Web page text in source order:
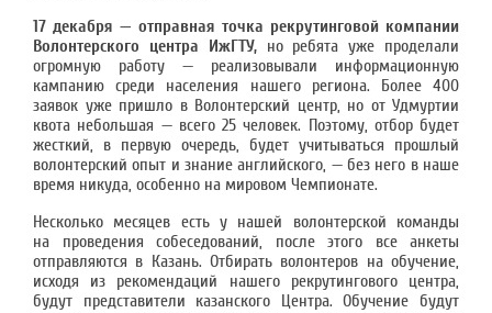
17 декабря — отправная точка рекрутинговой компании
Волонтерского центра ИжГТУ,но ребята уже проделали
огромную работу — реализовывали информационную
кампанию среди населения нашего региона. Более 400
заявок уже пришло в Волонтерский центр, но от Удмуртии
квота небольшая — всего 25 человек. Поэтому, отбор будет
жесткий, в первую очередь, будет учитываться прошлый
волонтерский опыт и знание английского, — без него в наше
время никуда, особенно на мировом Чемпионате.
Несколько месяцев есть у нашей волонтерской команды
на проведения собеседований, после этого все анкеты
отправляются в Казань. Отбирать волонтеров на обучение,
исходя из рекомендаций нашего рекрутингового центра,
будут представители казанского Центра. Обучение будут